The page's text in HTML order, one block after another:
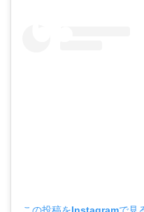
この投稿をInstagramで見